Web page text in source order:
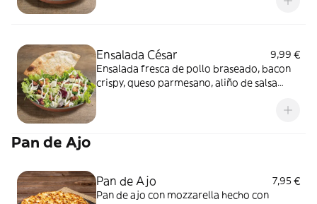
Ensalada César
9,99 €
Ensalada fresca de pollo braseado, bacon
crispy, queso parmesano, aliño de salsa
Pan de Ajo
Pan de Ajo
7,95 €
Pan de ajo con mozzarella hecho con